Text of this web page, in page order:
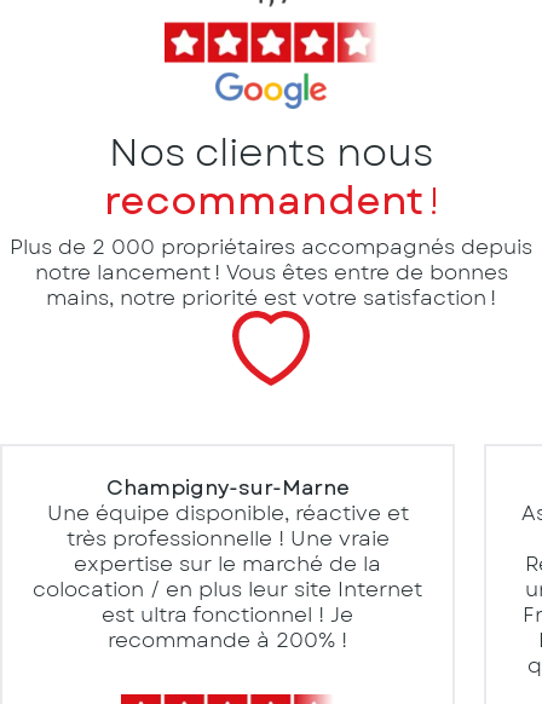
Nos clients nous
recommandent !
Plus de 2 000 propriétaires accompagnés depuis
notre lancement ! Vous êtes entre de bonnes
mains, notre priorité est votre satisfaction !
Champigny-sur-Marne
Une équipe disponible, réactive et
très professionnelle ! Une vraie
expertise sur le marché de la
colocation / en plus leur site Internet
est ultra fonctionnel ! Je
recommande à 200% !